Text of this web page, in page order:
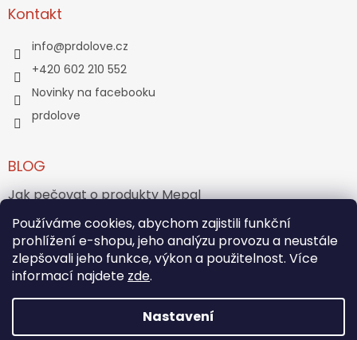
Používáme cookies, abychom zajistili funkční
prohlížení e-shopu, jeho analýzu provozu a neustále
zlepšovali jeho funkce, výkon a použitelnost. Více
informací najdete zde.
Nastavení
Kontakt
info@prdolove.cz
+420 602 210 552
Novinky na facebooku
prdolove
BLOG
Jak pečovat o produkty Mepal
Jak vznikl medvídek Teddy Bear?
ARCHIV
Vytvořil Shoptet